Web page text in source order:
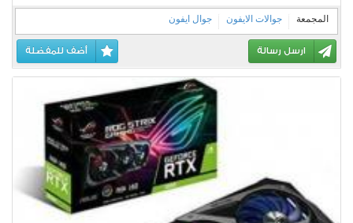
المجمعة جوالات الايفون جوال ايفون
ارسل رسالة أضف للمفضلة